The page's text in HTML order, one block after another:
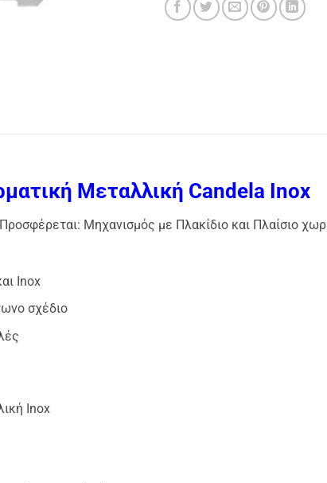
Μεταλλική Candela Inox
Προσφέρεται: Μηχανισμός με Πλακίδιο και Πλαίσιο
Inox
σχέδιο
Inox